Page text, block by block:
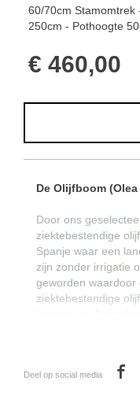
60/70cm Stamomtrek
250cm - Pothoogte
€ 460,00
De Olijfboom
Door ons
ziektebestendige
Spanje waar een
zijn zonder irrigatie
geworden waardoor
ziektebestendige
Met de prachtige
olijfbomen
Deel op social media